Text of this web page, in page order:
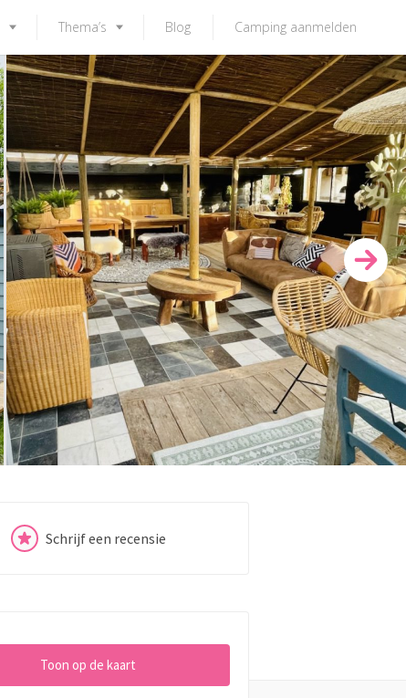
Thema’s Blog Camping aanmelden
Schrijf een recensie
Toon op de kaart